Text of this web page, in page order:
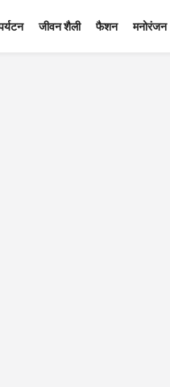
जीवन शैली फैशन मनोरंजन